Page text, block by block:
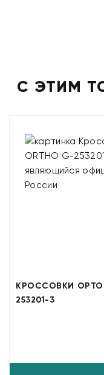
С ЭТИМ
КРОССОВКИ
253201-3